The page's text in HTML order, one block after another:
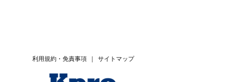
サイトマップ
利用規約・免責事項